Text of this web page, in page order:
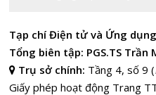
Tạp chí Điện tử và Ứng
Tổng biên tập: PGS.TS Trần
Trụ sở chính: Tầng 4, số 9 (
Giấy phép hoạt động Trang